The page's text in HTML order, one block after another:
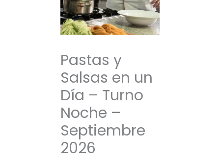
Pastas y
Salsas en un
Día – Turno
Noche –
Septiembre
2026